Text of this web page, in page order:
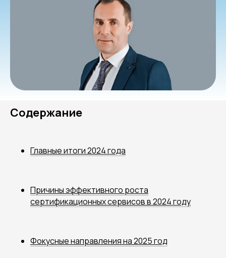
Содержание
Главные итоги 2024 года
Причины эффективного роста
сертификационных сервисов в 2024 году
Фокусные направления на 2025 год